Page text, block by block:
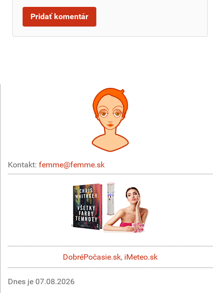
Kontakt: femme@femme.sk
DobréPočasie.sk, iMeteo.sk
Dnes je 07.08.2026